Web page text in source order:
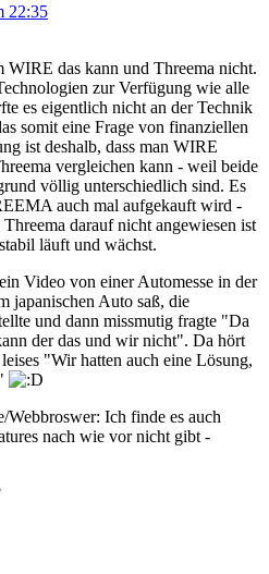
22:35
WIRE das kann und Threema nicht.
zur Verfügung wie alle
es eigentlich nicht an der Technik
somit eine Frage von finanziellen
ist deshalb, dass man WIRE
vergleichen kann - weil beide
völlig unterschiedlich sind. Es
auch mal aufgekauft wird -
darauf nicht angewiesen ist
läuft und wächst.
Video von einer Automesse in der
japanischen Auto saß, die
und dann missmutig fragte "Da
der das und wir nicht". Da hört
"Wir hatten auch eine Lösung,
Ich finde es auch
nach wie vor nicht gibt -